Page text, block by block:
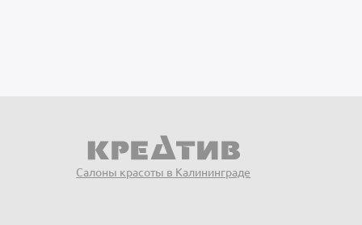
Салоны красоты в Калининграде